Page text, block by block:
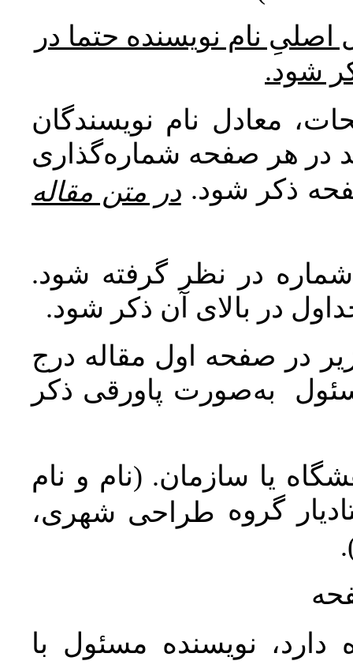
نام نویسنده حتما در
شود.
معادل نام نویسندگان
در هر صفحه شماره‌گذاری
ذکر شود. در متن مقاله
در نظر گرفته شود.
در بالای آن ذکر شود.
در صفحه اول مقاله درج
به‌صورت پاورقی ذکر
یا سازمان. (نام و نام
گروه طراحی شهری،
نویسنده مسئول با